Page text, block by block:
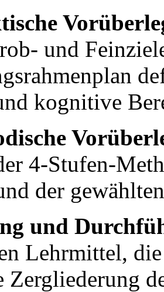
und
kognitive
4-Stufen-
der
und
Lehrmittel,
Zergliederung